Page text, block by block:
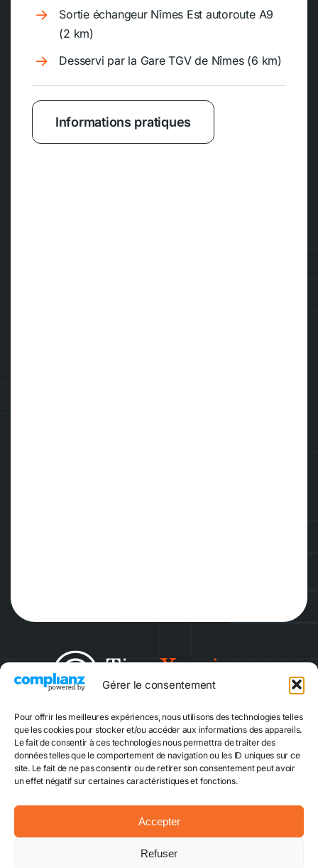
Gérer le consentement
Pour offrir les meilleures expériences, nous utilisons des technologies telles
que les cookies pour stocker et/ou accéder aux informations des appareils.
Le fait de consentir à ces technologies nous permettra de traiter des
données telles que le comportement de navigation ou les ID uniques sur ce
site. Le fait de ne pas consentir ou de retirer son consentement peut avoir
un effet négatif sur certaines caractéristiques et fonctions.
Accepter
Refuser
Sortie échangeur Nîmes Est autoroute A9
(2 km)
Desservi par la Gare TGV de Nîmes (6 km)
Informations pratiques
Escape game Quiz Game
Réserver
CGVU
Politique cookies